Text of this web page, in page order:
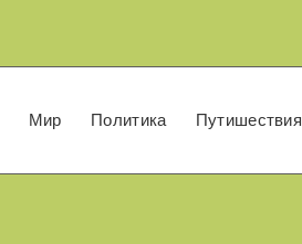
Мир Политика Путишествия